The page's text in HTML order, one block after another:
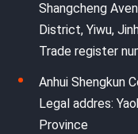
Shangcheng
District, Yiwu,
Trade register
Anhui Shengkun
Legal addres:
Province